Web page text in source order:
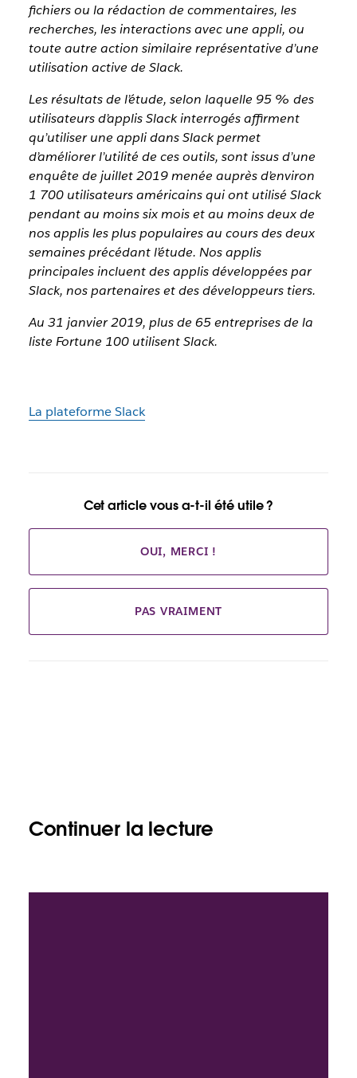
fichiers ou la rédaction de commentaires, les
recherches, les interactions avec une appli, ou
toute autre action similaire représentative d’une
utilisation active de Slack.
Les résultats de l’étude, selon laquelle 95 % des
utilisateurs d’applis Slack interrogés affirment
qu’utiliser une appli dans Slack permet
d’améliorer l’utilité de ces outils, sont issus d’une
enquête de juillet 2019 menée auprès d’environ
1 700 utilisateurs américains qui ont utilisé Slack
pendant au moins six mois et au moins deux de
nos applis les plus populaires au cours des deux
semaines précédant l’étude. Nos applis
principales incluent des applis développées par
Slack, nos partenaires et des développeurs tiers.
Au 31 janvier 2019, plus de 65 entreprises de la
liste Fortune 100 utilisent Slack.
La plateforme Slack
Cet article vous a-t-il été utile ?
OUI, MERCI !
PAS VRAIMENT
Continuer la lecture